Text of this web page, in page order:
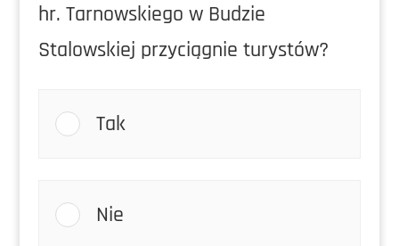
hr. Tarnowskiego w Budzie
Stalowskiej przyciągnie turystów?
Tak
Nie